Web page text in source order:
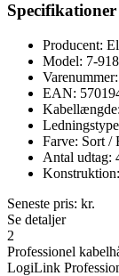
Specifikationer
Producent:
Model: 7-
EAN:
Farve: Sort /
Antal udtag:
Seneste pris: kr.
Se detaljer
2
Professionel
LogiLink